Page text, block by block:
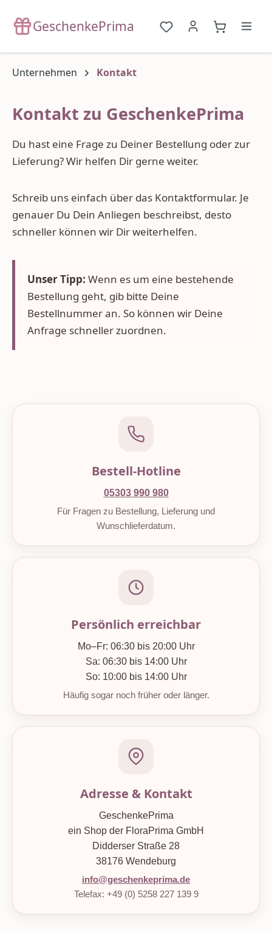
GeschenkePrima
Du hast 0 Produkte
Unternehmen Kontakt
Kontakt zu GeschenkePrima
Du hast eine Frage zu Deiner Bestellung oder zur
Lieferung? Wir helfen Dir gerne weiter.
Schreib uns einfach über das Kontaktformular. Je
genauer Du Dein Anliegen beschreibst, desto
schneller können wir Dir weiterhelfen.
Unser Tipp: Wenn es um eine bestehende
Bestellung geht, gib bitte Deine
Bestellnummer an. So können wir Deine
Anfrage schneller zuordnen.
Bestell-Hotline
05303 990 980
Für Fragen zu Bestellung, Lieferung und
Wunschlieferdatum.
Persönlich erreichbar
Mo–Fr: 06:30 bis 20:00 Uhr
Sa: 06:30 bis 14:00 Uhr
So: 10:00 bis 14:00 Uhr
Häufig sogar noch früher oder länger.
Adresse & Kontakt
GeschenkePrima
ein Shop der FloraPrima GmbH
Didderser Straße 28
38176 Wendeburg
info@geschenkeprima.de
Telefax: +49 (0) 5258 227 139 9